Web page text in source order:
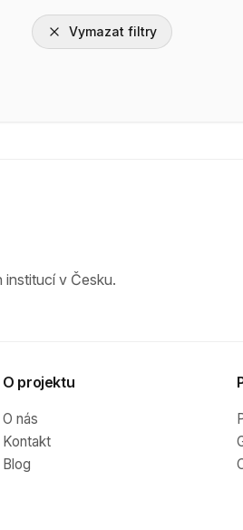
Vymazat filtry
v Česku.
O projektu
O nás
Kontakt
Blog